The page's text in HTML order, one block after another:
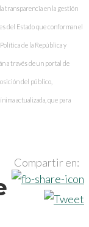
transparencia en la gestión
del Estado que conforman el
de la República y
a través de un portal de
del público,
actualizada, que para
Compartir en: